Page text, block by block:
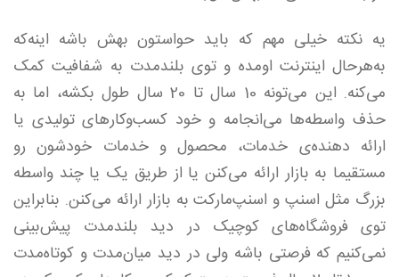
یه نکته خیلی مهم که باید حواستون بهش باشه اینه‌که
به‌هر‌حال اینترنت اومده و توی بلند‌مدت به شفافیت کمک
می‌کنه. این می‌تونه 10 سال تا 20 سال طول بکشه، اما به
حذف واسطه‌ها می‌انجامه و خود کسب‌و‌کار‌های تولیدی یا
ارائه دهنده‌ی خدمات، محصول و خدمات خودشون رو
مستقیما به بازار ارائه می‌کنن یا از طریق یک یا چند واسطه
بزرگ مثل اسنپ و اسنپ‌مارکت به بازار ارائه می‌کنن. بنابراین
توی فروشگاه‌های کوچیک در دید بلند‌مدت پیش‌بینی
نمی‌کنیم که فرصتی باشه ولی در دید میان‌مدت و کوتاه‌مدت